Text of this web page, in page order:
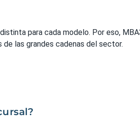
para cada modelo. Por eso,
las grandes cadenas del sector.